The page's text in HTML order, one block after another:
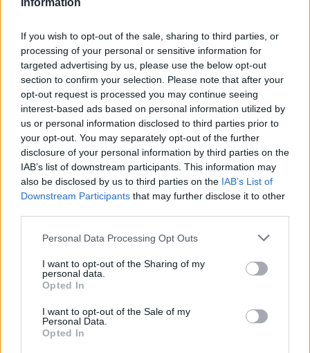
Information
If you wish to opt-out of the sale, sharing to third parties, or
processing of your personal or sensitive information for
targeted advertising by us, please use the below opt-out
section to confirm your selection. Please note that after your
opt-out request is processed you may continue seeing
interest-based ads based on personal information utilized by
us or personal information disclosed to third parties prior to
your opt-out. You may separately opt-out of the further
disclosure of your personal information by third parties on the
IAB’s list of downstream participants. This information may
also be disclosed by us to third parties on the IAB’s List of
Downstream Participants that may further disclose it to other
Personal Data Processing Opt Outs
I want to opt-out of the Sharing of my
personal data.
Opted In
I want to opt-out of the Sale of my
Personal Data.
Opted In
συνεργασίας του με τον προπονητή Pablo Garcia και
το προπονητικό του επιτελείο.
Θα θέλαμε να εκφράσουμε τις θερμές μας
ευχαριστίες προς τον Pablo Garcia και τους
συνεργάτες του για την αφοσίωση, τον
επαγγελματισμό και την προσπάθεια που
κατέβαλαν κατά τη διάρκεια της παρουσίας τους
στην ομάδα μας. Καλή συνέχεια και κάθε επιτυχία
στο μέλλον».